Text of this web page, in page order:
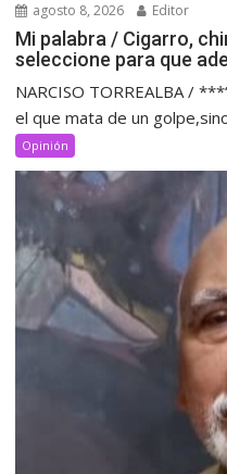
agosto 8, 2026 Editor
Mi palabra / Cigarro,
seleccione para que
NARCISO TORREALBA /
el que mata de un
Opinión